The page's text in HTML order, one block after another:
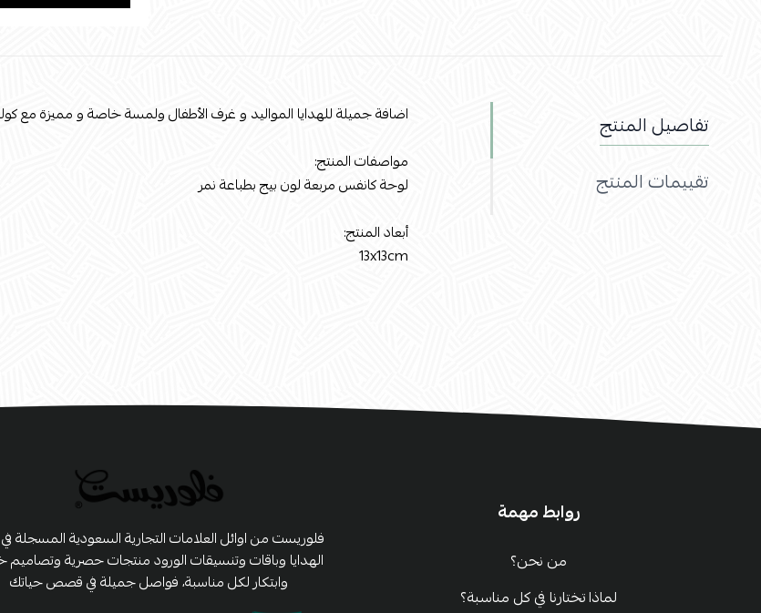
تفاصيل المنتج
تقييمات المنتج
اضافة جميلة للهدايا المواليد و غرف الأطفال ولمسة خاصة و مميزة مع
مواصفات المنتج:
لوحة كانفس مربعة لون بيج بطباعة نمر
أبعاد المنتج:
13x13cm
روابط مهمة
من نحن؟
لماذا تختارنا في كل مناسبة؟
فلوريست من اوائل العلامات التجارية السعودية المسجلة
الهدايا وباقات وتنسيقات الورود منتجات حصرية
وابتكار لكل مناسبة، فواصل جميلة في قصص حياتك